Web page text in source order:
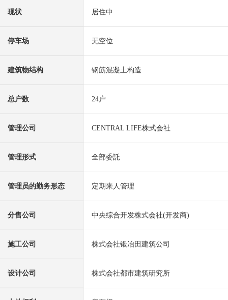
现状 居住中
停车场 无空位
建筑物结构 钢筋混凝土构造
总户数 24户
管理公司 CENTRAL LIFE株式会社
管理形式 全部委託
管理员的勤务形态 定期来人管理
分售公司 中央综合开发株式会社(开发商)
施工公司 株式会社锻冶田建筑公司
设计公司 株式会社都市建筑研究所